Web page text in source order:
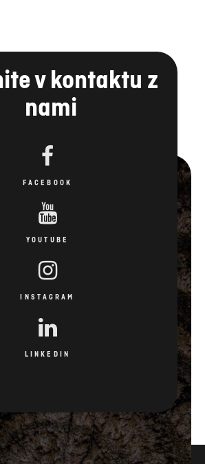
v kontaktu z
nami
FACEBOOK
YOUTUBE
INSTAGRAM
LINKEDIN